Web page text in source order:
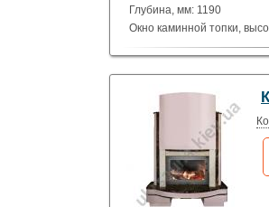
Глубина, мм: 1190
Окно каминной топки,
Окно каминной топки,
Исполнение: угловой